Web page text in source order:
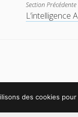
Section Précédente
L’intelligence
des cookies